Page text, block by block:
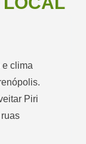
e clima
Piri